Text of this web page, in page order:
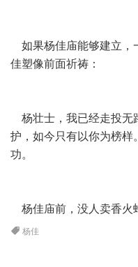
如果杨佳庙能够建立，
佳塑像前面祈祷：
杨壮士，我已经走投无
护，如今只有以你为榜样
功。
杨佳庙前，没人卖香火
杨佳